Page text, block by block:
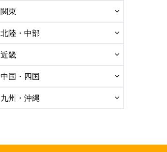
関東
北陸・中部
近畿
中国・四国
九州・沖縄